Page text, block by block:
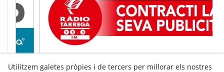
Utilitzem galetes pròpies i de tercers per millorar els nostres